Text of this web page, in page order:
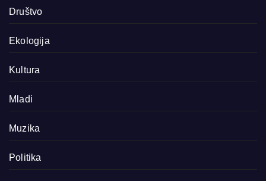
Društvo
Ekologija
Kultura
Mladi
Muzika
Politika